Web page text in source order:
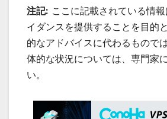
注記: ここに記載されている情
イダンスを提供することを目的
的なアドバイスに代わるもので
体的な状況については、専門家
い。